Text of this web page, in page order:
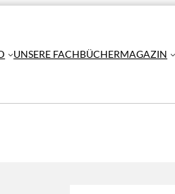
UNSERE FACHBÜCHERMAGAZIN